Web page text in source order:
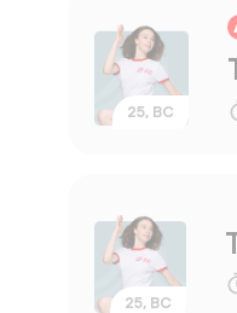
25, ВС
25, ВС